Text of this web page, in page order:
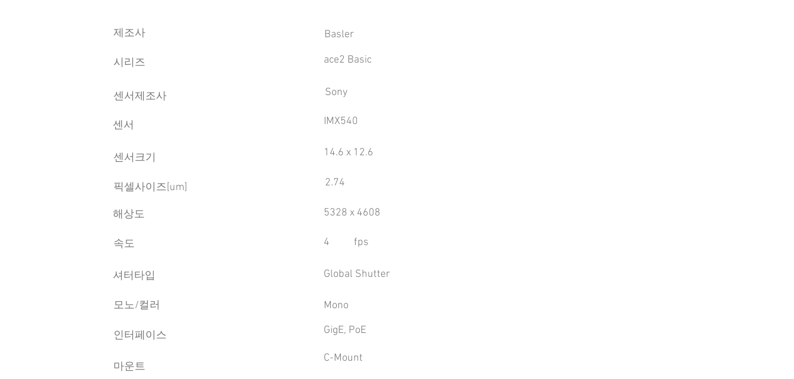
ace2 Basic
Sony
IMX540
14.6 x 12.6
2.74
5328 x 4608
4
Global Shutter
Mono
GigE, PoE
C-Mount
시리즈
센서제조사
센서
센서크기
픽셀사이즈[um]
​해상도
속도
​셔터타입
모노/컬러
인터페이스
마운트
​제조사 Basler
fps